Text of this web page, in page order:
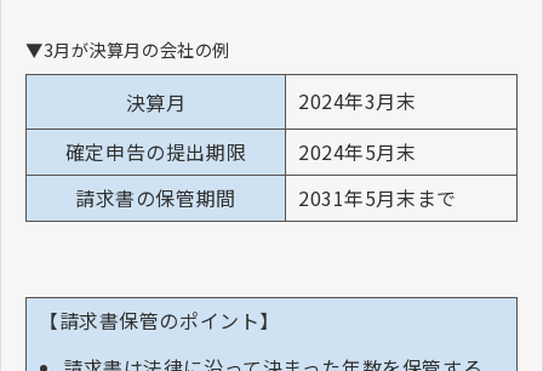
▼3月が決算月の会社の例
決算月
2024年3月末
確定申告の提出期限
2024年5月末
請求書の保管期間
2031年5月末まで
【請求書保管のポイント】